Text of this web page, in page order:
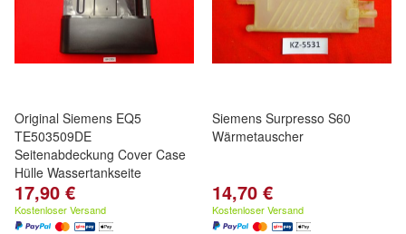
Original Siemens EQ5
TE503509DE
Seitenabdeckung Cover Case
Hülle Wassertankseite
17,90 €
Kostenloser Versand
Siemens Surpresso S60
Wärmetauscher
14,70 €
Kostenloser Versand